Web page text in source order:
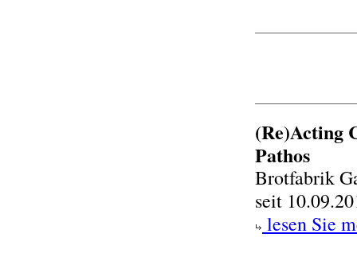
(Re)Acting
Pathos
Brotfabrik
seit
lesen Sie